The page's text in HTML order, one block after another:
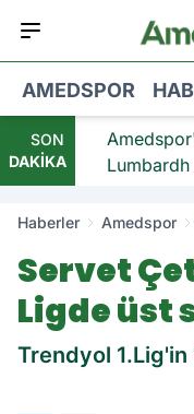
AMEDSPOR
SON
DAKİKA
Lumbardh
Haberler Amedspor
Servet
Ligde üst
Trendyol 1.Lig'in